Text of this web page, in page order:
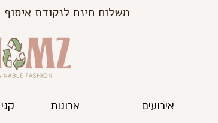
משלוח חינם לנקודת איסוף
ארונות אירועים